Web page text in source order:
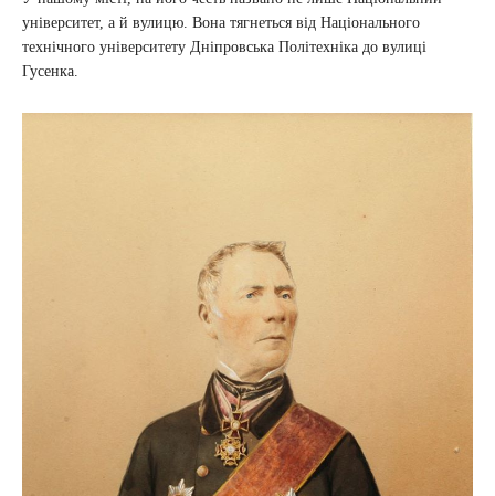
університет, а й вулицю. Вона тягнеться від Національного
технічного університету Дніпровська Політехніка до вулиці
Гусенка.